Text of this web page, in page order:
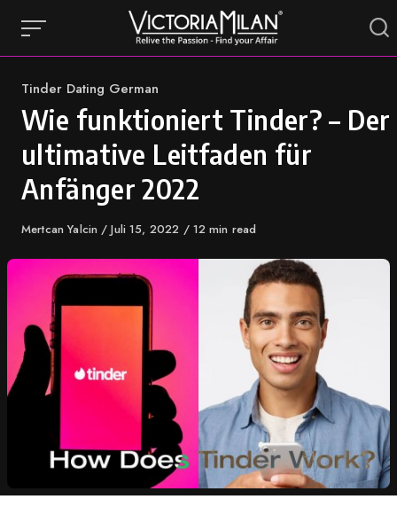
content
Category
Tinder Dating German
Wie funktioniert Tinder? – Der
ultimative Leitfaden für
Anfänger 2022
Author
Mertcan Yalcin
Published
Juli 15, 2022 12 min read